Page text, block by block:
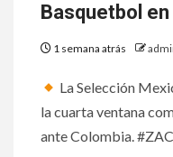
Basquetbol
1 semana atrás
La Selección
la cuarta ventana
ante Colombia.